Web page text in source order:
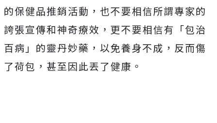
的保健品推銷活動，也不要相信所謂專家的
誇張宣傳和神奇療效，更不要相信有「包治
百病」的靈丹妙藥，以免養身不成，反而傷
了荷包，甚至因此丟了健康。